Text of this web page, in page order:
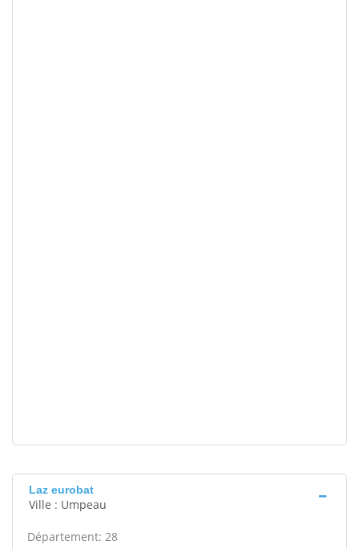
Laz eurobat
Ville : Umpeau
Département: 28